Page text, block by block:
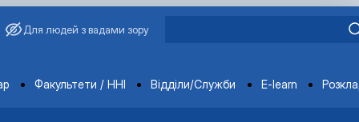
Для людей з вадами зору
Факультети / ННІ Відділи/Служби E-learn